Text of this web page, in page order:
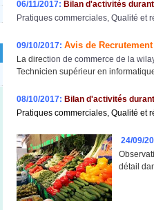
06/11/2017: Bilan d'activités
Pratiques commerciales, Qualité et
09/10/2017: Avis de Recrutement
La direction de commerce de la
Technicien supérieur en
08/10/2017: Bilan d'activités
Pratiques commerciales, Qualité et
24/09/
détail